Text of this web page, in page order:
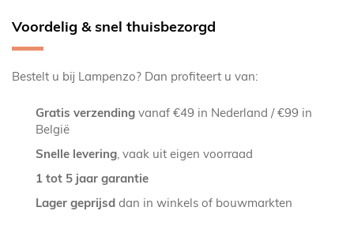
Voordelig & snel thuisbezorgd
Bestelt u bij Lampenzo? Dan profiteert u van:
Gratis verzending vanaf €49 in Nederland / €99 in
België
Snelle levering, vaak uit eigen voorraad
1 tot 5 jaar garantie
Lager geprijsd dan in winkels of bouwmarkten